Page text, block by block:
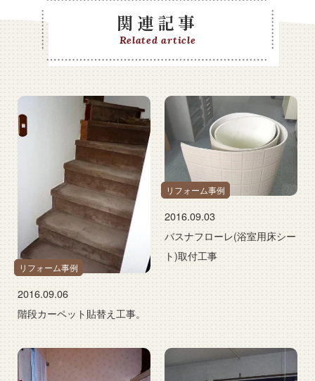
関連記事
Related article
リフォーム事例
2016.09.06
階段カーペット貼替え工事。
リフォーム事例
2016.09.03
バスナフローレ(浴室用床シー
ト)取付工事